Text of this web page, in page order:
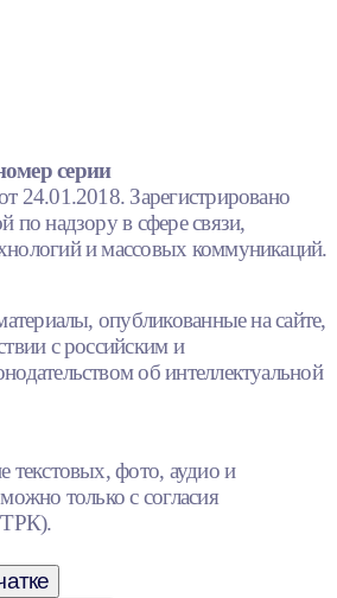
серии
Зарегистрировано
по надзору в сфере связи,
и массовых коммуникаций.
опубликованные на сайте,
с российским и
об интеллектуальной
текстовых, фото, аудио и
только с согласия